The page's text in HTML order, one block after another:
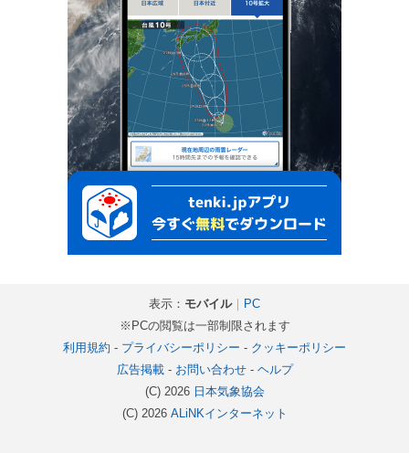
表示： モバイル｜ PC
※PCの閲覧は一部制限されます
利用規約 - プライバシーポリシー - クッキーポリシー
広告掲載- お問い合わせ- ヘルプ
(C) 2026 日本気象協会
(C) 2026 ALiNKインターネット